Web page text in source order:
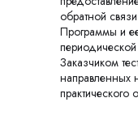
обратной
Программы и
Заказчиком
направленных
практического